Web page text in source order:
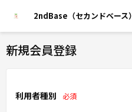
2ndBase（セカンドベース）
新規会員登録
利用者種別 必須